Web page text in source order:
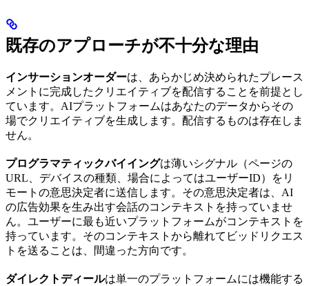
既存のアプローチが不十分な理由
インサーションオーダーは、あらかじめ決められたプレース
メントに完成したクリエイティブを配信することを前提とし
ています。AIプラットフォームはあなたのデータからその
場でクリエイティブを生成します。配信するものは存在しま
せん。
プログラマティックバイイングは薄いシグナル（ページの
URL、デバイスの種類、場合によってはユーザーID）をリ
モートの意思決定者に送信します。その意思決定者は、AI
の広告効果を生み出す会話のコンテキストを持っていませ
ん。ユーザーに最も近いプラットフォームがコンテキストを
持っています。そのコンテキストから離れてビッドリクエス
トを送ることは、間違った方向です。
ダイレクトディールは単一のプラットフォームには機能する